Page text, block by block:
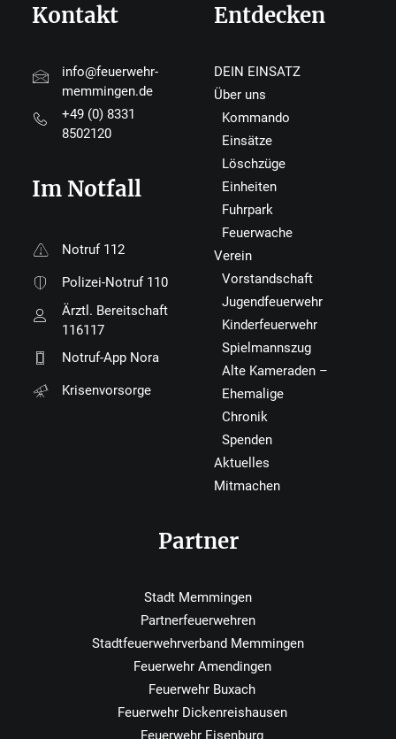
Kontakt
info@feuerwehr-
memmingen.de
+49 (0) 8331
8502120
Im Notfall
Notruf 112
Polizei-Notruf 110
Ärztl. Bereitschaft
116117
Notruf-App Nora
Krisenvorsorge
Entdecken
DEIN EINSATZ
Über uns
Kommando
Einsätze
Löschzüge
Einheiten
Fuhrpark
Feuerwache
Verein
Vorstandschaft
Jugendfeuerwehr
Kinderfeuerwehr
Spielmannszug
Alte Kameraden –
Ehemalige
Chronik
Spenden
Aktuelles
Mitmachen
Partner
Stadt Memmingen
Partnerfeuerwehren
Stadtfeuerwehrverband Memmingen
Feuerwehr Amendingen
Feuerwehr Buxach
Feuerwehr Dickenreishausen
Feuerwehr Eisenburg